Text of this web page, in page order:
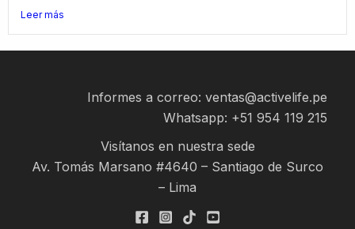
Leer más
Informes a correo: ventas@activelife.pe
Whatsapp: +51 954 119 215
Visítanos en nuestra sede
Av. Tomás Marsano #4640 – Santiago de Surco
– Lima